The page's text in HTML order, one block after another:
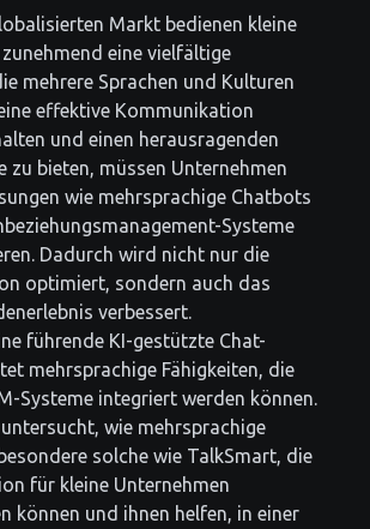
Markt bedienen kleine
eine vielfältige
mehrere Sprachen und Kulturen
effektive Kommunikation
und einen herausragenden
zu bieten, müssen Unternehmen
wie mehrsprachige Chatbots
Systeme
Dadurch wird nicht nur die
optimiert, sondern auch das
verbessert.
führende KI-gestützte Chat-
mehrsprachige Fähigkeiten, die
Systeme integriert werden können.
wie mehrsprachige
solche wie TalkSmart, die
für kleine Unternehmen
können und ihnen helfen, in einer